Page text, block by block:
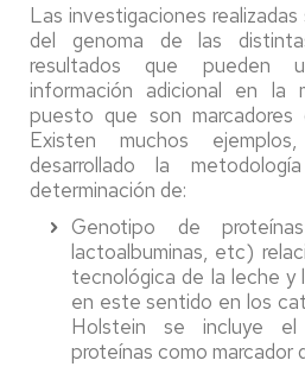
Las investigaciones
del genoma de las
resultados que pueden
información adicional en la
puesto que son marcadores
Existen muchos
desarrollado la
determinación de:
Genotipo de
lactoalbuminas, etc)
tecnológica de la leche y
en este sentido en los
Holstein se incluye
proteínas como marcador